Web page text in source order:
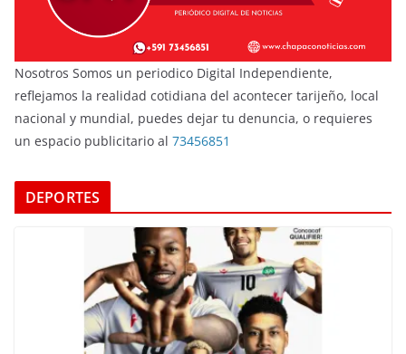
Nosotros Somos un periodico Digital Independiente,
reflejamos la realidad cotidiana del acontecer tarijeño, local
nacional y mundial, puedes dejar tu denuncia, o requieres
un espacio publicitario al 73456851
DEPORTES